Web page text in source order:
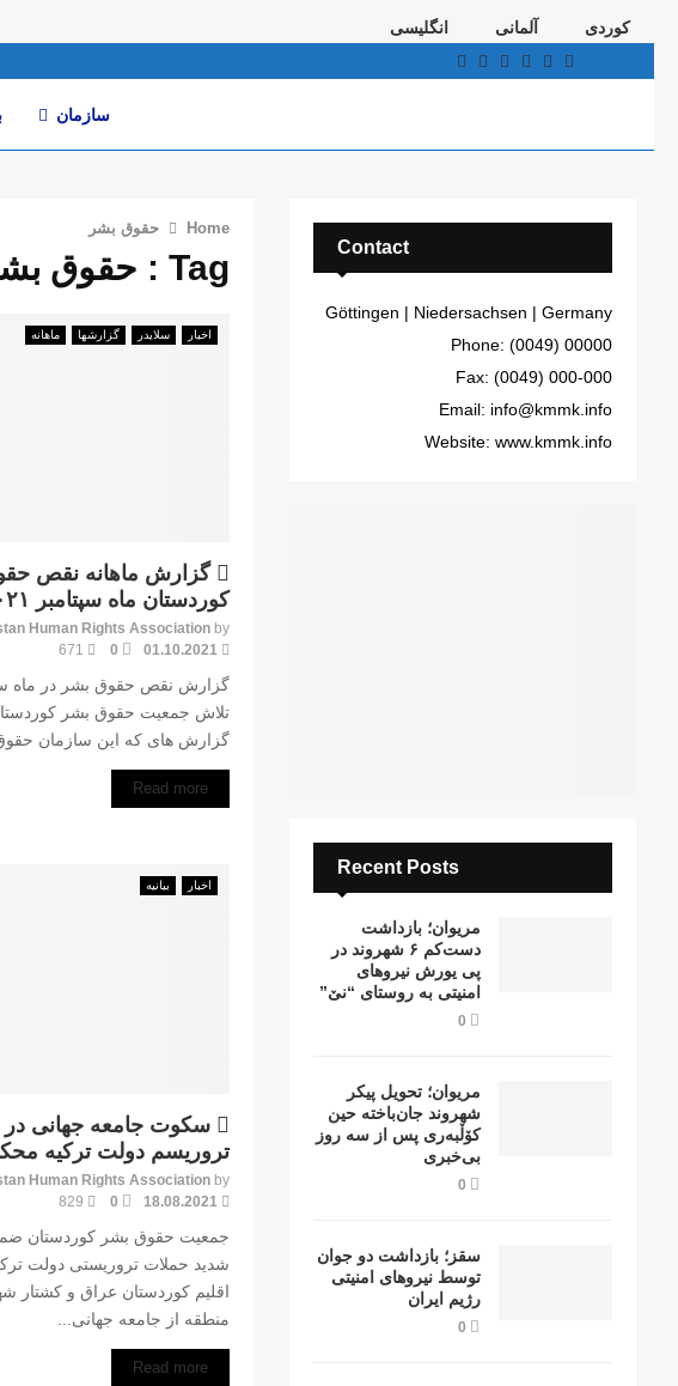
کوردی آلمانی
انگلیسی
Facebook
Twitter
Instagram
Youtube
Email
سازمان
Home حقوق بشر
Tag : حقوق بشر
اخبار سلایدر گزارشها ماهانە
F
e
a
t
u
r
e
d
گزارش ماهانه نقص
کوردستان ماه سپتامبر ٢٠٢١
by
Human Rights Association
01.10.2021
0
671
تلاش جمعیت حقوق بشر کوردستان
گزارش های که این سازمان
Read more
اخبار بیانیە
F
e
a
t
e
d
سکوت جامعه جهانی در
تروریسم دولت ترکیه
by
Human Rights Association
18.08.2021
0
829
جمعیت حقوق بشر کوردستان
شدید حملات تروریستی دولت
اقلیم کوردستان عراق و کشتار
منطقه از جامعه جهانی...
Read more
Contact
Göttingen | Niedersachsen | Germany
Phone: (0049) 00000
Fax: (0049) 000-000
Email: info@kmmk.info
Website: www.kmmk.info
Recent Posts
مریوان؛ بازداشت
دست‌کم ۶ شهروند در
پی یورش نیروهای
امنیتی به روستای “نێ”
0
مریوان؛ تحویل پیکر
شهروند جان‌باخته حین
کۆڵبەری پس از سە روز
بی‌خبری
0
سقز؛ بازداشت دو جوان
توسط نیروهای امنیتی
رژیم ایران
0